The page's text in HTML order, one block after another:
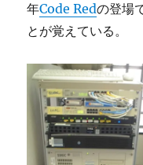
年Code Redの登場
とが覚えている。